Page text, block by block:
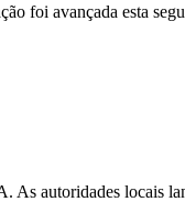
foi avançada esta
As autoridades locais